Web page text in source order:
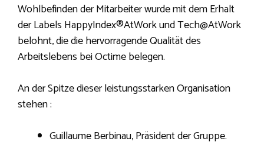
Wohlbefinden der Mitarbeiter wurde mit dem Erhalt
der Labels HappyIndex®AtWork und Tech@AtWork
belohnt, die die hervorragende Qualität des
Arbeitslebens bei Octime belegen.
An der Spitze dieser leistungsstarken Organisation
stehen :
Guillaume Berbinau, Präsident der Gruppe.